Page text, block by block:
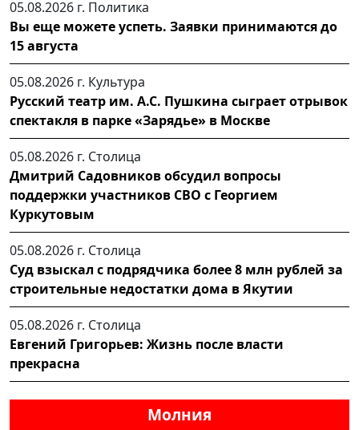
05.08.2026 г. Политика
Вы еще можете успеть. Заявки принимаются до
15 августа
05.08.2026 г. Культура
Русский театр им. А.С. Пушкина сыграет отрывок
спектакля в парке «Зарядье» в Москве
05.08.2026 г. Столица
Дмитрий Садовников обсудил вопросы
поддержки участников СВО с Георгием
Куркутовым
05.08.2026 г. Столица
Суд взыскал с подрядчика более 8 млн рублей за
строительные недостатки дома в Якутии
05.08.2026 г. Столица
Евгений Григорьев: Жизнь после власти
прекрасна
Молния